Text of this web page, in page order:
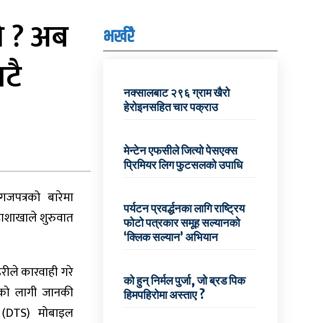
? अब
बारेमा
शुरुवात
कारवाही गरे
लागी जानकी
मोबाइल
भर्खरै
नक्सालबाट २९६ ग्राम खैरो
हेरोइनसहित चार पक्राउ
मेन्टेन एफसीले जित्यो पेसएक्स
प्रिमियर लिग फुटसलको उपाधि
पर्यटन प्रवर्द्धनका लागि राष्ट्रिय
फोटो पत्रकार समूह सल्यानको
‘क्लिक सल्यान’ अभियान
को हुन् निर्मल पुर्जा, जो ब्रड पिक
हिमपहिरोमा अस्ताए ?